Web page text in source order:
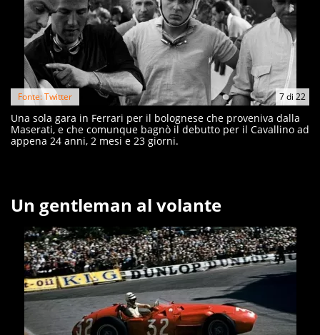
7di 22
Fonte: Twitter
Una sola gara in Ferrari per il bolognese che proveniva dalla
Maserati, e che comunque bagnò il debutto per il Cavallino ad
appena 24 anni, 2 mesi e 23 giorni.
Un gentleman al volante